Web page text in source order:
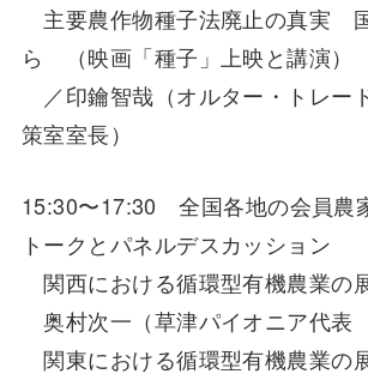
主要農作物種子法廃止の真実
ら （映画「種子」上映と講演）
／印鑰智哉（オルター・トレー
策室室長）
15:30〜17:30 全国各地の会員農
トークとパネルデスカッション
関西における循環型有機農業の
奥村次一（草津パイオニア代表
関東における循環型有機農業の